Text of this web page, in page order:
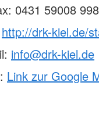
0431 59008 998
http://drk-kiel.de/
info@drk-kiel.de
Link zur Google